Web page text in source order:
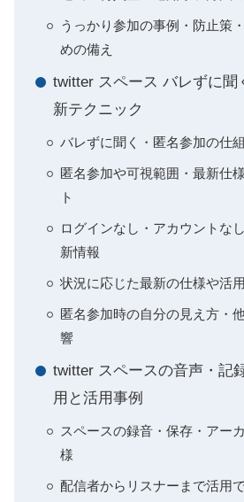
うっかり参加の事例・防止策
めの備え
twitter スペース バレずに聞
新テクニック
バレずに聞く・匿名参加の仕
匿名参加や可視範囲・最新仕
ト
ログインなし・アカウントな
新情報
状況に応じた最新の仕様や活
匿名参加時の自分の見え方・
響
twitter スペースの音声・記
用と活用事例
スペースの録音・保存・アー
様
配信者からリスナーまで活用